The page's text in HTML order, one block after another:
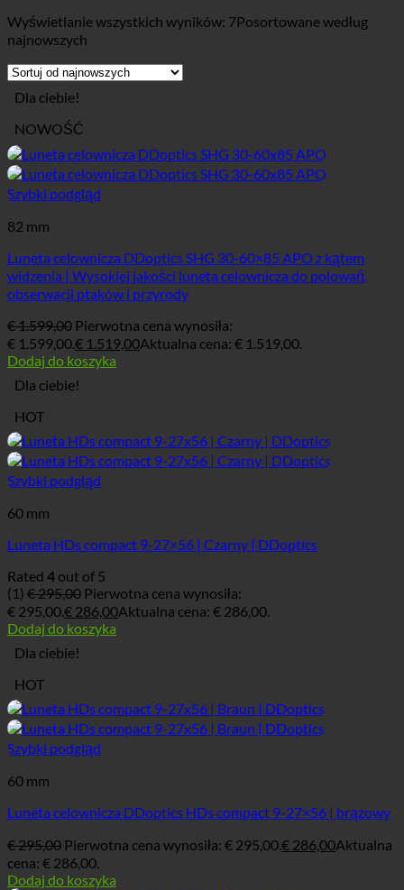
Wyświetlanie wszystkich wyników: 7Posortowane według
najnowszych
Dla ciebie!
NOWOŚĆ
Szybki podgląd
82 mm
Luneta celownicza DDoptics SHG 30-60×85 APO z kątem
widzenia | Wysokiej jakości luneta celownicza do polowań,
obserwacji ptaków i przyrody
€1.599,00 Pierwotna cena wynosiła:
€ 1.599,00.€ 1.519,00Aktualna cena: € 1.519,00.
Dodaj do koszyka
Dla ciebie!
HOT
Szybki podgląd
60 mm
Luneta HDs compact 9-27×56 | Czarny | DDoptics
Rated 4 out of 5
(1) €295,00 Pierwotna cena wynosiła:
€ 295,00.€ 286,00Aktualna cena: € 286,00.
Dodaj do koszyka
Dla ciebie!
HOT
Szybki podgląd
60 mm
Luneta celownicza DDoptics HDs compact 9-27×56 | brązowy
€295,00 Pierwotna cena wynosiła: € 295,00.€ 286,00Aktualna
cena: € 286,00.
Dodaj do koszyka